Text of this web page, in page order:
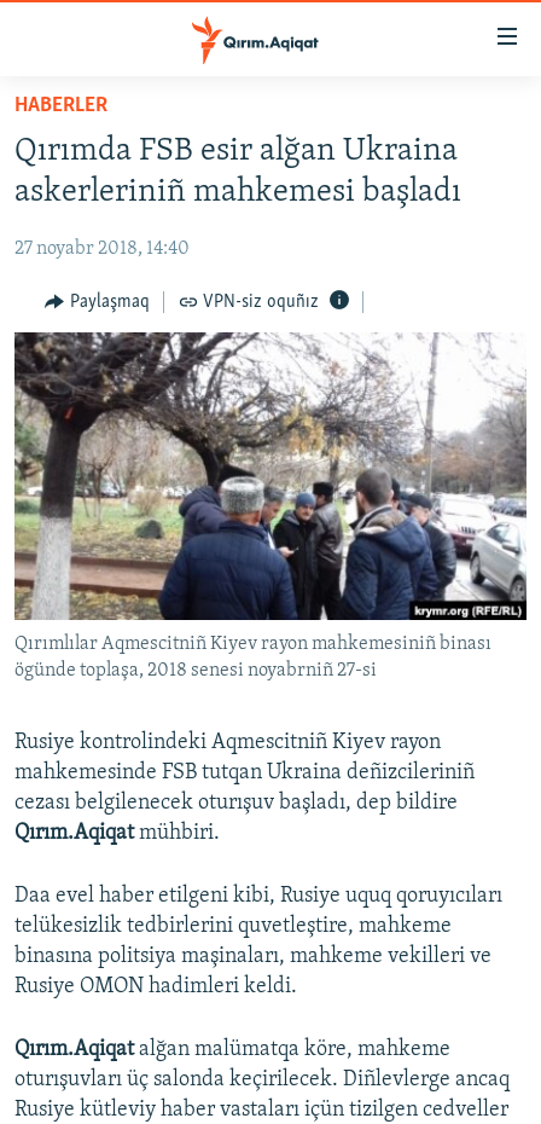
Esas
qaytmaq
Baş
qaytmaq
qaytmaq
HABERLER
SİYASET
CEMİYET
MEDENİYET
İNSAN AQLARI
VİDEO
SÜRET
BLOGLAR
FİKİR
Русский
Українською
RFE/RS bütün saytları
HABERLER
Qırımda FSB esir alğan Ukraina
askerleriniñ mahkemesi başladı
27 noyabr 2018, 14:40
Paylaşmaq VPN-siz oquñız
Qırımlılar Aqmescitniñ Kiyev rayon mahkemesiniñ binası
ögünde toplaşa, 2018 senesi noyabrniñ 27-si
Rusiye kontrolindeki Aqmescitniñ Kiyev rayon
mahkemesinde FSB tutqan Ukraina deñizcileriniñ
cezası belgilenecek oturışuv başladı, dep bildire
Qırım.Aqiqatmühbiri.
Daa evel haber etilgeni kibi, Rusiye uquq qoruyıcıları
telükesizlik tedbirlerini quvetleştire, mahkeme
binasına politsiya maşinaları, mahkeme vekilleri ve
Rusiye OMON hadimleri keldi.
Qırım.Aqiqatalğan malümatqa köre, mahkeme
oturışuvları üç salonda keçirilecek. Diñlevlerge ancaq
Rusiye kütleviy haber vastaları içün tizilgen cedveller